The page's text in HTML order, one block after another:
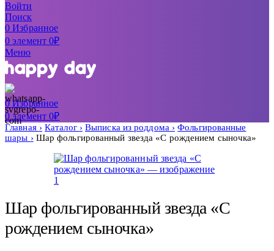
Войти
Поиск
0Избранное
0элемент 0₽
Меню
0Избранное
0элемент 0₽
Главная Каталог Выписка из роддома
Фольгированные
шары
Шар фольгированный звезда «С рождением сыночка»
Шар фольгированный звезда «С
рождением сыночка»